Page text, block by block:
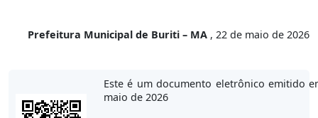
Prefeitura Municipal de Buriti – MA , 22 de maio de 2026
Este é um documento eletrônico emitido
maio de 2026